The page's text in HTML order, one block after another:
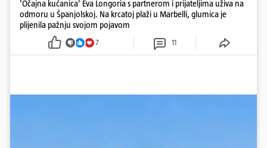
'Očajna kućanica' Eva Longoria s partnerom i prijateljima uživa na
odmoru u Španjolskoj. Na krcatoj plaži u Marbelli, glumica je
plijenila pažnju svojom pojavom
7 11